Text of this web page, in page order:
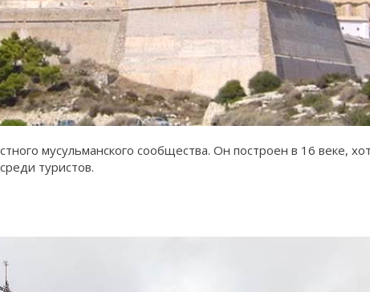
мусульманского сообщества. Он построен в 16 веке,
туристов.